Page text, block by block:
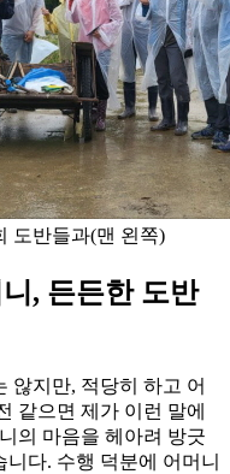
도반들과(맨 왼쪽)
, 든든한 도반
않지만, 적당히 하고 어
같으면 제가 이런 말에
의 마음을 헤아려 방긋
다. 수행 덕분에 어머니